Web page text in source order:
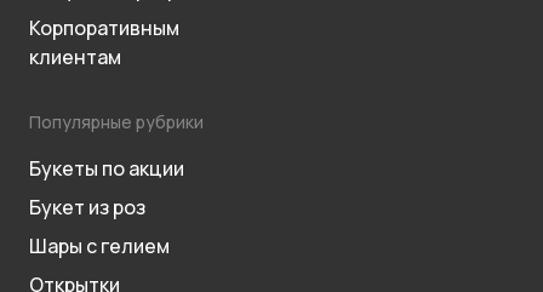
Корпоративным
клиентам
Популярные рубрики
Букеты по акции
Букет из роз
Шары с гелием
Открытки